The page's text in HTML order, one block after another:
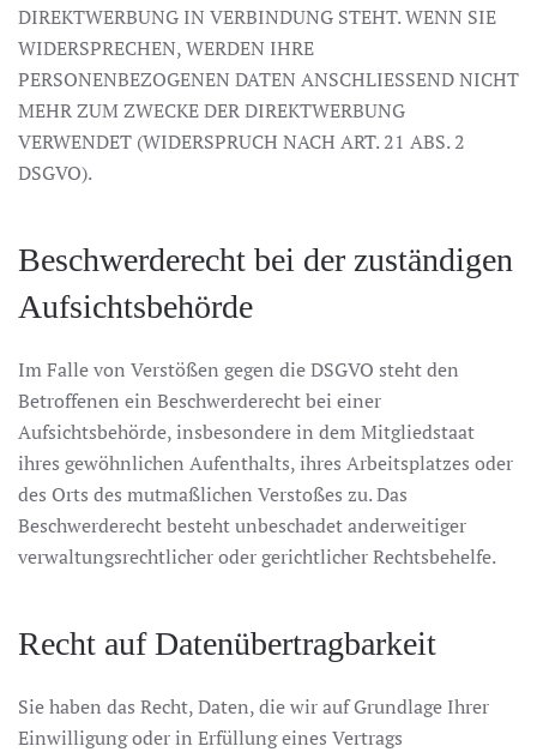
DIREKTWERBUNG IN VERBINDUNG STEHT. WENN SIE
WIDERSPRECHEN, WERDEN IHRE
PERSONENBEZOGENEN DATEN ANSCHLIESSEND NICHT
MEHR ZUM ZWECKE DER DIREKTWERBUNG
VERWENDET (WIDERSPRUCH NACH ART. 21 ABS. 2
DSGVO).
Beschwerderecht bei der zuständigen
Aufsichtsbehörde
Im Falle von Verstößen gegen die DSGVO steht den
Betroffenen ein Beschwerderecht bei einer
Aufsichtsbehörde, insbesondere in dem Mitgliedstaat
ihres gewöhnlichen Aufenthalts, ihres Arbeitsplatzes oder
des Orts des mutmaßlichen Verstoßes zu. Das
Beschwerderecht besteht unbeschadet anderweitiger
verwaltungsrechtlicher oder gerichtlicher Rechtsbehelfe.
Recht auf Datenübertragbarkeit
Sie haben das Recht, Daten, die wir auf Grundlage Ihrer
Einwilligung oder in Erfüllung eines Vertrags